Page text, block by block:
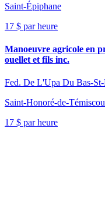
Saint-Épiphane
17 $ par heure
Manoeuvre agricole en
ouellet et fils inc.
Fed. De L'Upa Du Bas-
Saint-Honoré-de-
17 $ par heure